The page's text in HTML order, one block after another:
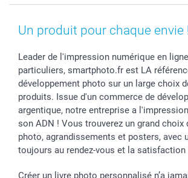
Coques smartphone
Cadres photo & accessoires déco
Dénicheur d'idées cadeau
Fête des Mères
Communion
Baptême
Toussaint
Rentrée des classes
Saint-Valentin
Vacances
Droit de rétraction
Vie privée
Gestion des cookies
Tarifs
Partenariats & Influence
Investisseurs
Aide
smartfriends
Livraison
Modes de paiement
Grandes quantités
Statut de ma commande
Un produit pour chaque envie
Leader de l'impression numérique en
particuliers, smartphoto.fr est LA
développement photo sur un large choix
produits. Issue d'un commerce de
argentique, notre entreprise a
son ADN ! Vous trouverez un grand choix
photo, agrandissements et posters, avec
toujours au rendez-vous et la satisfaction